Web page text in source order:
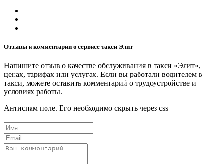
Отзывы и комментарии о сервисе такси Элит
Напишите отзыв о качестве обслуживания в такси «Элит»,
ценах, тарифах или услугах. Если вы работали водителем в
такси, можете оставить комментарий о трудоустройстве и
условиях работы.
Антиспам поле. Его необходимо скрыть через css